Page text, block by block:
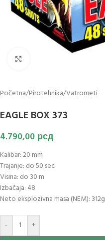
Početna/Pirotehnika/Vatrometi
EAGLE BOX 373
4.790,00 рсд
Kalibar: 20 mm
Trajanje: do 50 sec
Visina: do 30 m
Izbačaja: 48
Neto eksplozivna masa (NEM): 312g
- +